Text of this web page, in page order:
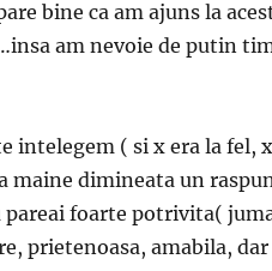
bine ca am ajuns la
am nevoie de putin
intelegem ( si x era la
maine dimineata un
pareai foarte potrivita(
prietenoasa, amabila, dar